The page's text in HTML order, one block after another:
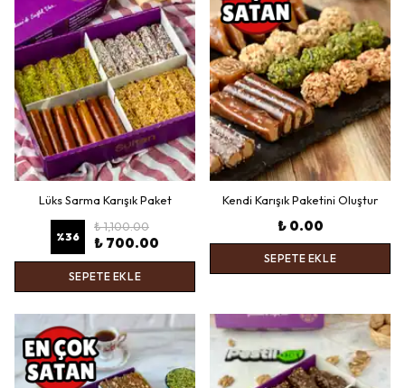
Lüks Sarma Karışık Paket
%36
₺ 1,100.00
₺ 700.00
SEPETE EKLE
Kendi Karışık Paketini Oluştur
₺ 0.00
SEPETE EKLE